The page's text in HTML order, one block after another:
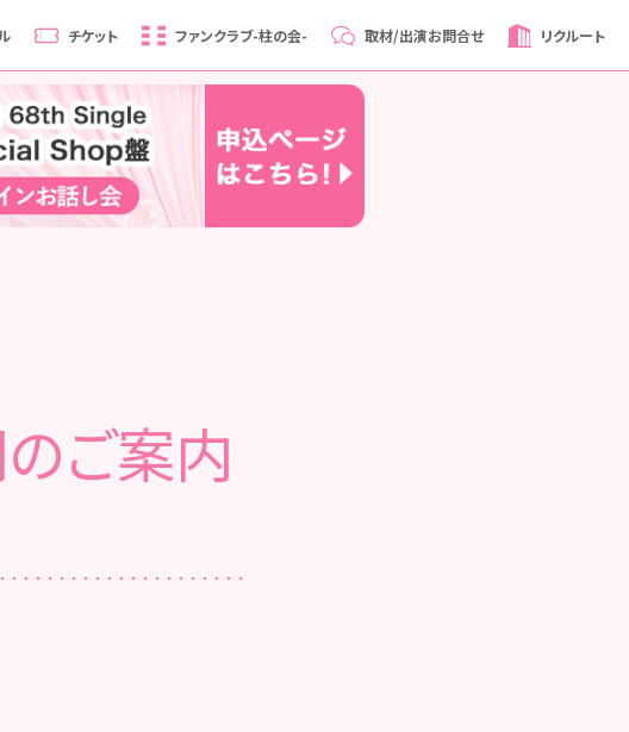
チケット ファンクラブ-柱の会- 取材/出演お問合せ リクルート
ご案内